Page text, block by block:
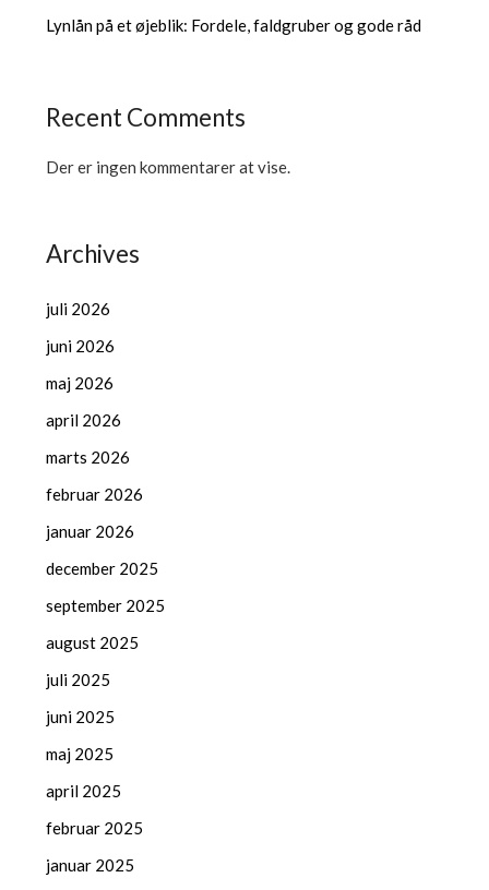
Lynlån på et øjeblik: Fordele, faldgruber og gode råd
Recent Comments
Der er ingen kommentarer at vise.
Archives
juli 2026
juni 2026
maj 2026
april 2026
marts 2026
februar 2026
januar 2026
december 2025
september 2025
august 2025
juli 2025
juni 2025
maj 2025
april 2025
februar 2025
januar 2025